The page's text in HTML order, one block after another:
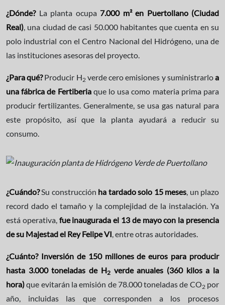
¿Dónde?La planta ocupa 7.000 m2en Puertollano (Ciudad
Real), una ciudad de casi 50.000 habitantes que cuenta en su
polo industrial con el Centro Nacional del Hidrógeno, una de
las instituciones asesoras del proyecto.
¿Para qué?Producir H2 verde cero emisiones y suministrarloa
una fábrica de Fertiberiaque lo usa como materia prima para
producir fertilizantes. Generalmente, se usa gas natural para
este propósito, así que la planta ayudará a reducir su
consumo.
¿Cuándo?Su construcción ha tardado solo 15 meses, un plazo
record dado el tamaño y la complejidad de la instalación. Ya
está operativa, fue inaugurada el 13 de mayo con la presencia
de su Majestad el Rey Felipe VI, entre otras autoridades.
¿Cuánto? Inversión de 150 millones de euros para producir
hasta 3.000 toneladas de H2verde anuales (360 kilos a la
hora)que evitarán la emisión de 78.000 toneladas de CO2 por
año, incluidas las que corresponden a los procesos